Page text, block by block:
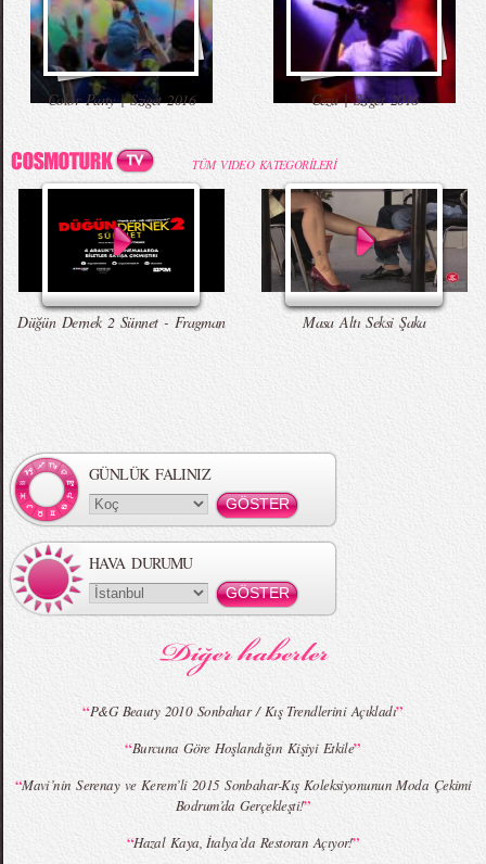
Color Party | Sziget 2016 Ceza | Sziget 2016
TÜM VIDEO KATEGORİLERİ
Düğün Dernek 2 Sünnet - Fragman Masa Altı Seksi Şaka
GÜNLÜK FALINIZ
HAVA DURUMU
“P&G Beauty 2010 Sonbahar / Kış Trendlerini Açıkladı”
“Burcuna Göre Hoşlandığın Kişiyi Etkile”
“Mavi’nin Serenay ve Kerem’li 2015 Sonbahar-Kış Koleksiyonunun Moda Çekimi
Bodrum’da Gerçekleşti!”
“Hazal Kaya, İtalya`da Restoran Açıyor!”